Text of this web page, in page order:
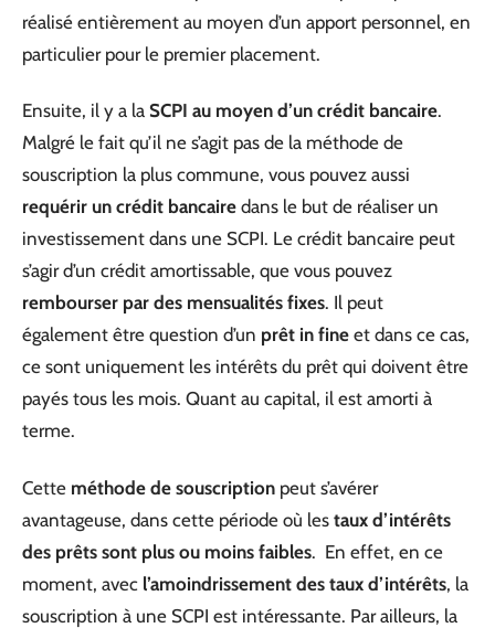
réalisé entièrement au moyen d’un apport personnel, en
particulier pour le premier placement.
Ensuite, il y a la SCPI au moyen d’un crédit bancaire.
Malgré le fait qu’il ne s’agit pas de la méthode de
souscription la plus commune, vous pouvez aussi
requérir un crédit bancaire dans le but de réaliser un
investissement dans une SCPI. Le crédit bancaire peut
s’agir d’un crédit amortissable, que vous pouvez
rembourser par des mensualités fixes. Il peut
également être question d’un prêt in fine et dans ce cas,
ce sont uniquement les intérêts du prêt qui doivent être
payés tous les mois. Quant au capital, il est amorti à
terme.
Cette méthode de souscription peut s’avérer
avantageuse, dans cette période où les taux d’intérêts
des prêts sont plus ou moins faibles. En effet, en ce
moment, avec l’amoindrissement des taux d’intérêts, la
souscription à une SCPI est intéressante. Par ailleurs, la